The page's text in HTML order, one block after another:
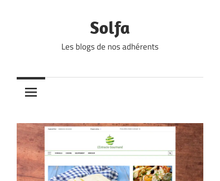
Solfa
Les blogs de nos adhérents